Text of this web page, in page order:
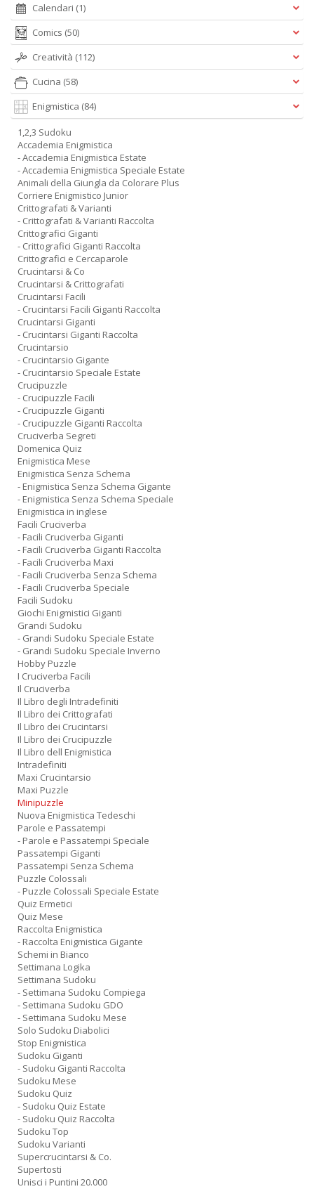
Calendari (1)
Comics (50)
Creatività (112)
Cucina (58)
Enigmistica (84)
1,2,3 Sudoku
Accademia Enigmistica
- Accademia Enigmistica Estate
- Accademia Enigmistica Speciale Estate
Animali della Giungla da Colorare Plus
Corriere Enigmistico Junior
Crittografati & Varianti
- Crittografati & Varianti Raccolta
Crittografici Giganti
- Crittografici Giganti Raccolta
Crittografici e Cercaparole
Crucintarsi & Co
Crucintarsi & Crittografati
Crucintarsi Facili
- Crucintarsi Facili Giganti Raccolta
Crucintarsi Giganti
- Crucintarsi Giganti Raccolta
Crucintarsio
- Crucintarsio Gigante
- Crucintarsio Speciale Estate
Crucipuzzle
- Crucipuzzle Facili
- Crucipuzzle Giganti
- Crucipuzzle Giganti Raccolta
Cruciverba Segreti
Domenica Quiz
Enigmistica Mese
Enigmistica Senza Schema
- Enigmistica Senza Schema Gigante
- Enigmistica Senza Schema Speciale
Enigmistica in inglese
Facili Cruciverba
- Facili Cruciverba Giganti
- Facili Cruciverba Giganti Raccolta
- Facili Cruciverba Maxi
- Facili Cruciverba Senza Schema
- Facili Cruciverba Speciale
Facili Sudoku
Giochi Enigmistici Giganti
Grandi Sudoku
- Grandi Sudoku Speciale Estate
- Grandi Sudoku Speciale Inverno
Hobby Puzzle
I Cruciverba Facili
Il Cruciverba
Il Libro degli Intradefiniti
Il Libro dei Crittografati
Il Libro dei Crucintarsi
Il Libro dei Crucipuzzle
Il Libro dell Enigmistica
Intradefiniti
Maxi Crucintarsio
Maxi Puzzle
Minipuzzle
Nuova Enigmistica Tedeschi
Parole e Passatempi
- Parole e Passatempi Speciale
Passatempi Giganti
Passatempi Senza Schema
Puzzle Colossali
- Puzzle Colossali Speciale Estate
Quiz Ermetici
Quiz Mese
Raccolta Enigmistica
- Raccolta Enigmistica Gigante
Schemi in Bianco
Settimana Logika
Settimana Sudoku
- Settimana Sudoku Compiega
- Settimana Sudoku GDO
- Settimana Sudoku Mese
Solo Sudoku Diabolici
Stop Enigmistica
Sudoku Giganti
- Sudoku Giganti Raccolta
Sudoku Mese
Sudoku Quiz
- Sudoku Quiz Estate
- Sudoku Quiz Raccolta
Sudoku Top
Sudoku Varianti
Supercrucintarsi & Co.
Supertosti
Unisci i Puntini 20.000